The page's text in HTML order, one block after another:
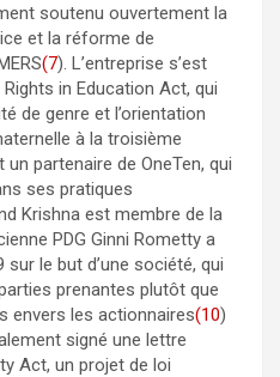
soutenu ouvertement la
et la réforme de
(7). L’entreprise s’est
in Education Act, qui
de genre et l’orientation
à la troisième
partenaire de OneTen, qui
ses pratiques
Krishna est membre de la
PDG Ginni Rometty a
le but d’une société, qui
prenantes plutôt que
envers les actionnaires(10)
signé une lettre
Act, un projet de loi